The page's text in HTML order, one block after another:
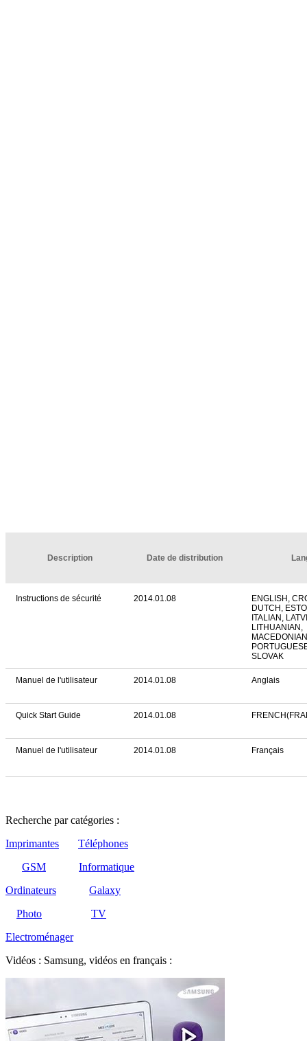
Description Date de distribution
Instructions de sécurité 2014.01.08
ENGLISH,
DUTCH,
ITALIAN,
LITHUANIAN,
SLOVAK
Manuel de l'utilisateur 2014.01.08 Anglais
Quick Start Guide 2014.01.08
Manuel de l'utilisateur 2014.01.08 Français
Recherche par catégories :
Imprimantes
Téléphones
GSM
Informatique
Ordinateurs
Galaxy
Photo
TV
Electroménager
Vidéos : Samsung, vidéos en français :